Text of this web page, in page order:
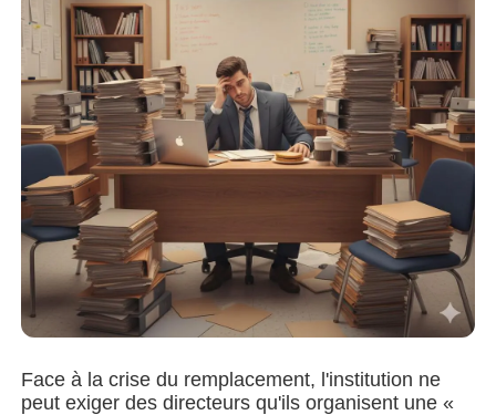
Face à la crise du remplacement, l'institution ne
peut exiger des directeurs qu'ils organisent une «